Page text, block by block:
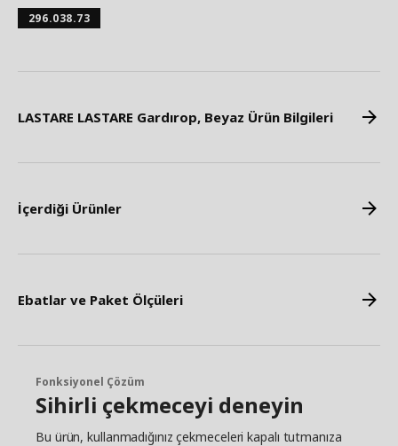
296.038.73
LASTARE LASTARE Gardırop, Beyaz Ürün Bilgileri
İçerdiği Ürünler
Ebatlar ve Paket Ölçüleri
Fonksiyonel Çözüm
Sihirli çekmeceyi deneyin
Bu ürün, kullanmadığınız çekmeceleri kapalı tutmanıza